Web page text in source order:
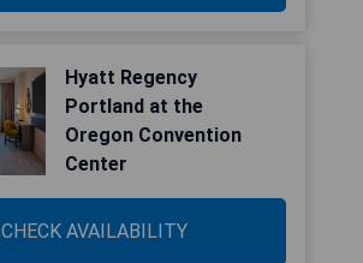
Hyatt Regency
Portland at the
Oregon Convention
Center
CHECK AVAILABILITY